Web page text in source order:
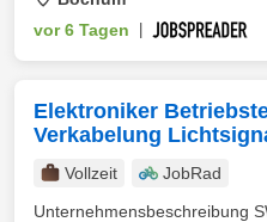
vor 6 Tagen
Elektroniker
Verkabelung
Vollzeit
JobRad
Unternehmensbeschreibung